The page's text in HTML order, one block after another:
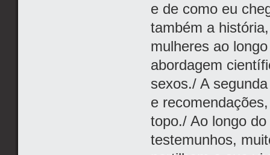
e de como eu
também a
mulheres ao
abordagem
sexos./ A
e
topo./ Ao longo
testemunhos,